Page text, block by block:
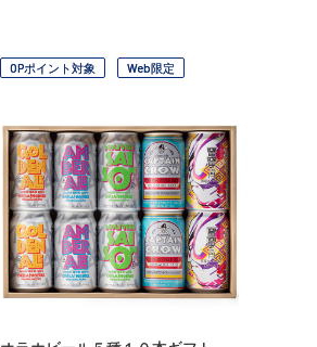
OPポイント対象 Web限定